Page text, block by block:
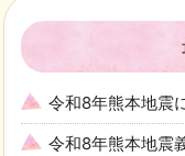
令和8年熊本地震
令和8年熊本地震